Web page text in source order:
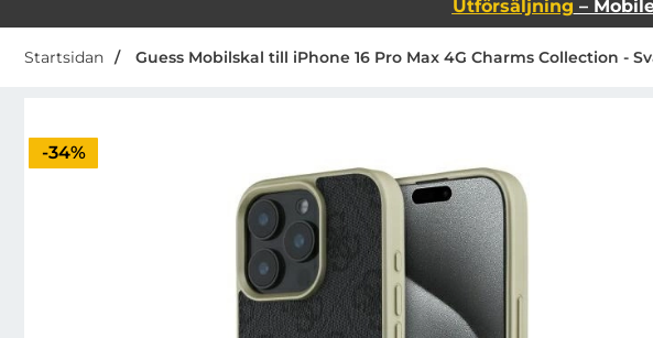
Utförsäljning –
Startsidan Guess Mobilskal till iPhone 16 Pro Max 4G Charms Collection -
Priset är nedsatt med
-34%